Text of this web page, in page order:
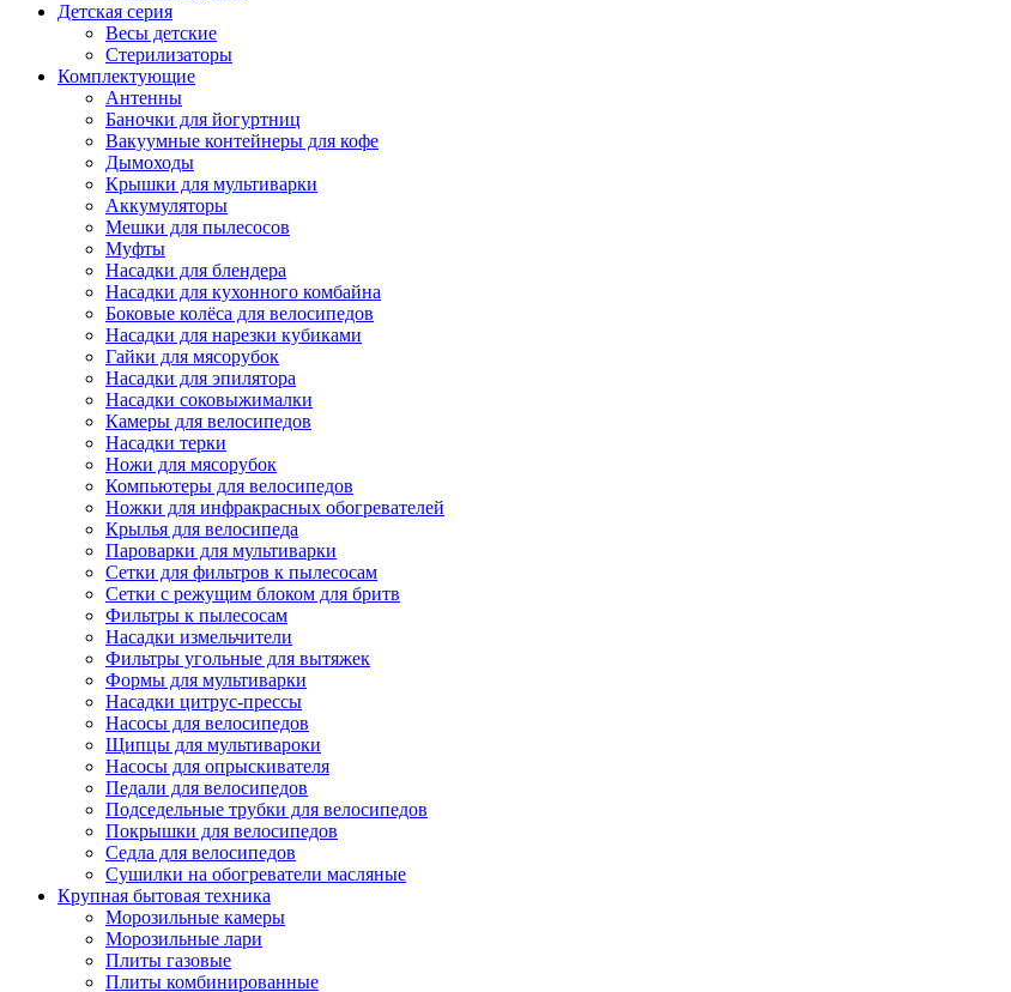
Детская серия
Весы детские
Стерилизаторы
Комплектующие
Антенны
Баночки для йогуртниц
Вакуумные контейнеры для кофе
Дымоходы
Крышки для мультиварки
Аккумуляторы
Мешки для пылесосов
Муфты
Насадки для блендера
Насадки для кухонного комбайна
Боковые колёса для велосипедов
Насадки для нарезки кубиками
Гайки для мясорубок
Насадки для эпилятора
Насадки соковыжималки
Камеры для велосипедов
Насадки терки
Ножи для мясорубок
Компьютеры для велосипедов
Ножки для инфракрасных обогревателей
Крылья для велосипеда
Пароварки для мультиварки
Сетки для фильтров к пылесосам
Сетки с режущим блоком для бритв
Фильтры к пылесосам
Насадки измельчители
Фильтры угольные для вытяжек
Формы для мультиварки
Насадки цитрус-прессы
Насосы для велосипедов
Щипцы для мультивароки
Насосы для опрыскивателя
Педали для велосипедов
Подседельные трубки для велосипедов
Покрышки для велосипедов
Седла для велосипедов
Сушилки на обогреватели масляные
Крупная бытовая техника
Морозильные камеры
Морозильные лари
Плиты газовые
Плиты комбинированные